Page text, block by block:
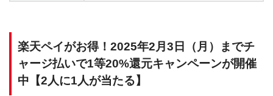
楽天ペイがお得！2025年2月3日（月）までチ
ャージ払いで1等20%還元キャンペーンが開催
中【2人に1人が当たる】